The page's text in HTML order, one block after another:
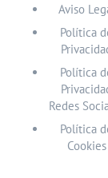
Aviso
Política
Política
Redes
Política
Cookies